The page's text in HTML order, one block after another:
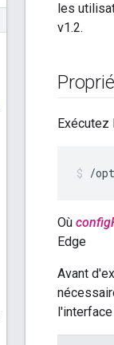
les
v1.2.
Exécutez
/
Où
Edge
Avant